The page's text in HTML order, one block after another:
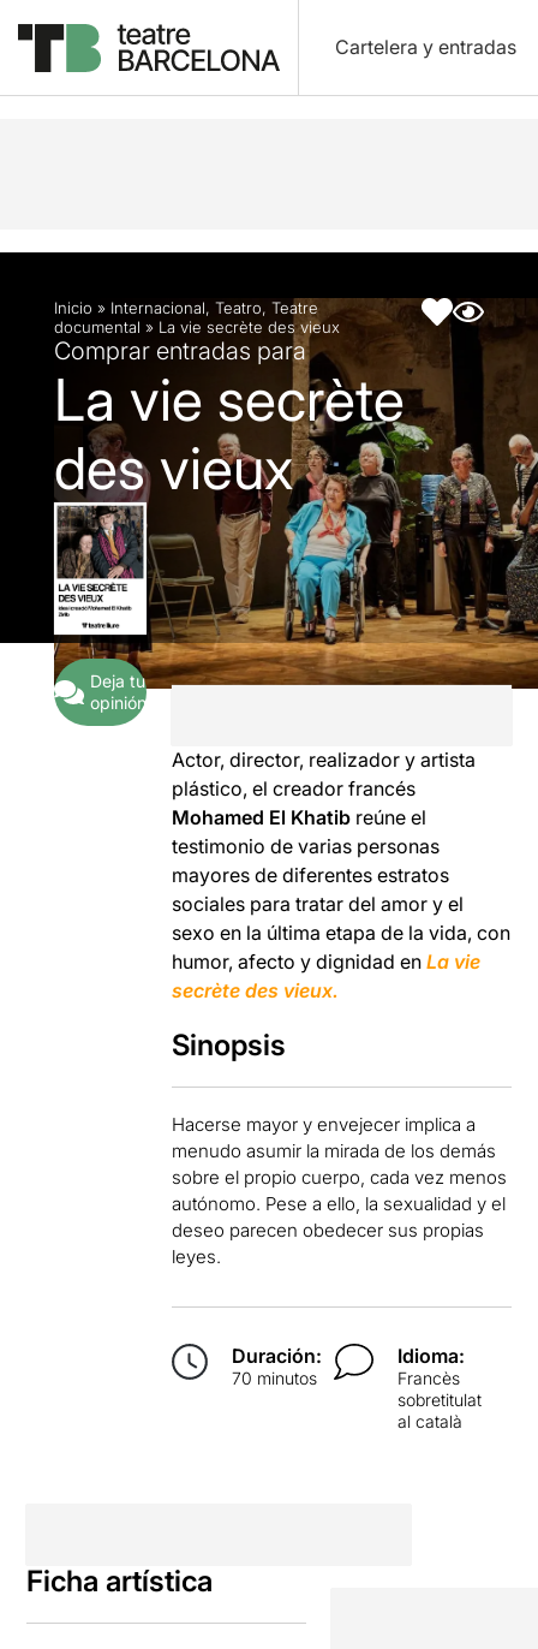
Cartelera y entradas
Descripción Ficha artística Fotos y vídeos
Inicio » Internacional, Teatro, Teatre
documental » La vie secrète des vieux
Comprar entradas para
La vie secrète
des vieux
Deja tu
opinión
Actor, director, realizador y artista
plástico, el creador francés
Mohamed El Khatib reúne el
testimonio de varias personas
mayores de diferentes estratos
sociales para tratar del amor y el
sexo en la última etapa de la vida, con
humor, afecto y dignidad enLa vie
secrète des vieux.
Sinopsis
Hacerse mayor y envejecer implica a
menudo asumir la mirada de los demás
sobre el propio cuerpo, cada vez menos
autónomo. Pese a ello, la sexualidad y el
deseo parecen obedecer sus propias
leyes.
Duración:
70 minutos
Idioma:
Francès
sobretitulat
al català
Ficha artística